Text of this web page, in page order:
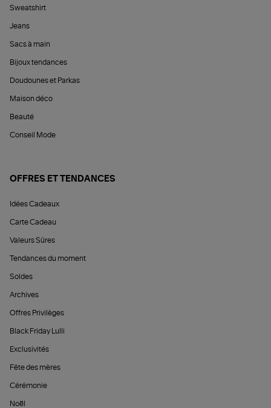
Sweatshirt
Jeans
Sacs à main
Bijoux tendances
Doudounes et Parkas
Maison déco
Beauté
Conseil Mode
OFFRES ET TENDANCES
Idées Cadeaux
Carte Cadeau
Valeurs Sûres
Tendances du moment
Soldes
Archives
Offres Privilèges
Black Friday Lulli
Exclusivités
Fête des mères
Cérémonie
Noël